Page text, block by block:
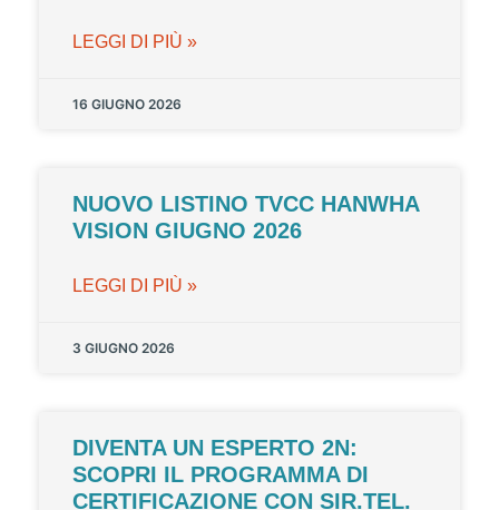
LEGGI DI PIÙ »
16 GIUGNO 2026
NUOVO LISTINO TVCC HANWHA
VISION GIUGNO 2026
LEGGI DI PIÙ »
3 GIUGNO 2026
DIVENTA UN ESPERTO 2N:
SCOPRI IL PROGRAMMA DI
CERTIFICAZIONE CON SIR.TEL.